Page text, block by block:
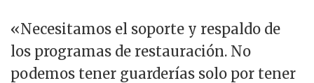
«Necesitamos el soporte y respaldo de
los programas de restauración. No
podemos tener guarderías solo por tener